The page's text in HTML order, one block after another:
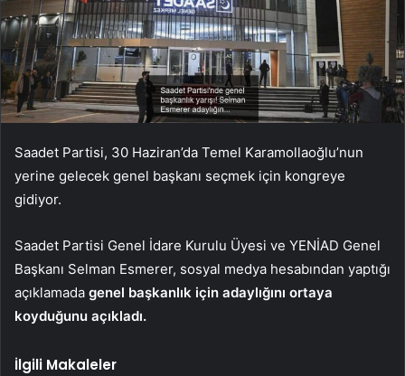
Saadet Partisi, 30 Haziran’da Temel Karamollaoğlu’nun
yerine gelecek genel başkanı seçmek için kongreye
gidiyor.
Saadet Partisi Genel İdare Kurulu Üyesi ve YENİAD Genel
Başkanı Selman Esmerer, sosyal medya hesabından yaptığı
açıklamada genel başkanlık için adaylığını ortaya
koyduğunu açıkladı.
İlgili Makaleler